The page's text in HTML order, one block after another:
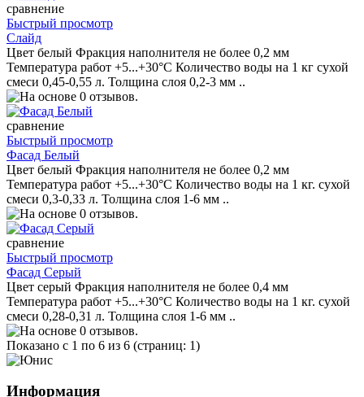
сравнение
Быстрый просмотр
Слайд
Цвет белый Фракция наполнителя не более 0,2 мм
Температура работ +5...+30°С Количество воды на 1 кг сухой
смеси 0,45-0,55 л. Толщина слоя 0,2-3 мм ..
сравнение
Быстрый просмотр
Фасад Белый
Цвет белый Фракция наполнителя не более 0,2 мм
Температура работ +5...+30°С Количество воды на 1 кг. сухой
смеси 0,3-0,33 л. Толщина слоя 1-6 мм ..
сравнение
Быстрый просмотр
Фасад Серый
Цвет серый Фракция наполнителя не более 0,4 мм
Температура работ +5...+30°С Количество воды на 1 кг. сухой
смеси 0,28-0,31 л. Толщина слоя 1-6 мм ..
Показано с 1 по 6 из 6 (страниц: 1)
Информация